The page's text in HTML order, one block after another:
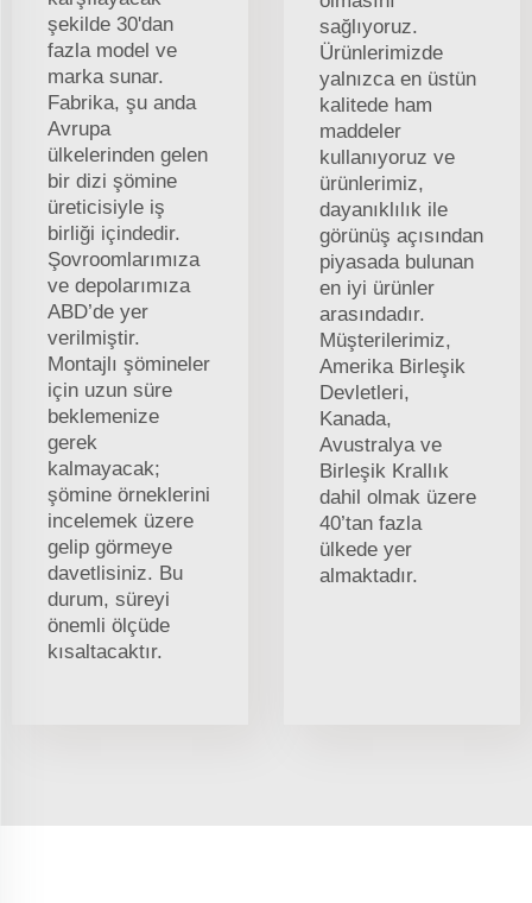
şekilde 30'dan
fazla model ve
marka sunar.
Fabrika, şu anda
Avrupa
ülkelerinden gelen
bir dizi şömine
üreticisiyle iş
birliği içindedir.
Şovroomlarımıza
ve depolarımıza
ABD’de yer
verilmiştir.
Montajlı şömineler
için uzun süre
beklemenize
gerek
kalmayacak;
şömine örneklerini
incelemek üzere
gelip görmeye
davetlisiniz. Bu
durum, süreyi
önemli ölçüde
kısaltacaktır.
sağlıyoruz.
Ürünlerimizde
yalnızca en üstün
kalitede ham
maddeler
kullanıyoruz ve
ürünlerimiz,
dayanıklılık ile
görünüş açısından
piyasada bulunan
en iyi ürünler
arasındadır.
Müşterilerimiz,
Amerika Birleşik
Devletleri,
Kanada,
Avustralya ve
Birleşik Krallık
dahil olmak üzere
40’tan fazla
ülkede yer
almaktadır.